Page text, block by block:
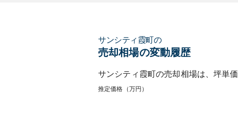
サンシティ霞町の
売却相場の変動履歴
サンシティ霞町の売却相場は、坪単価
推定価格（万円）